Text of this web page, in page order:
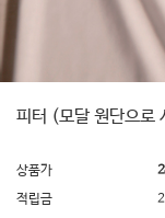
피터 (모달 원단으로
상품가
적립금